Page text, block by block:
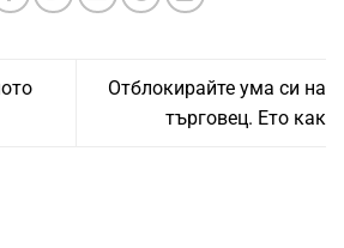
Отблокирайте ума си на
търговец. Ето как